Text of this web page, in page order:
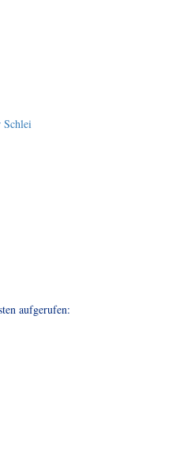
Schlei
aufgerufen: